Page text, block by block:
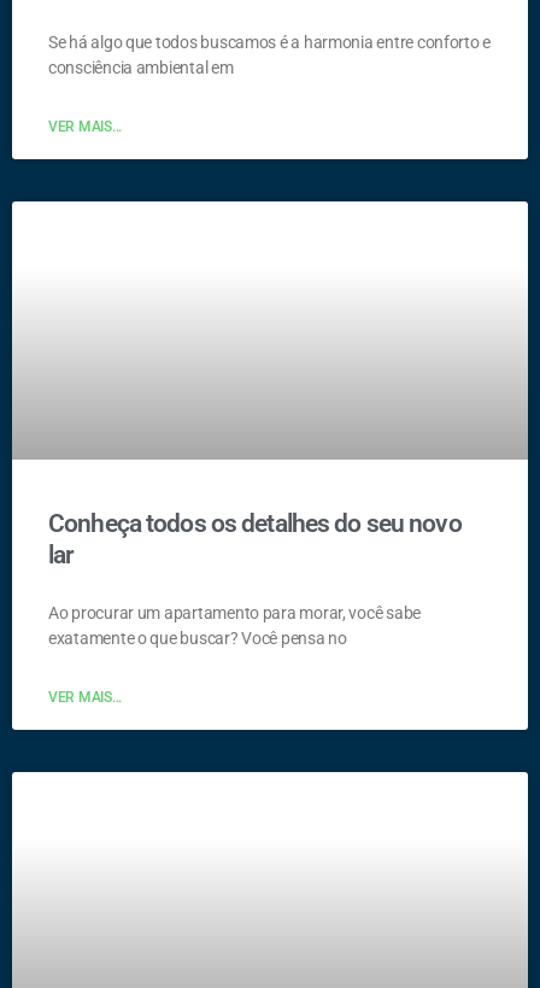
Se há algo que todos buscamos é a harmonia entre conforto e
consciência ambiental em
VER MAIS...
Conheça todos os detalhes do seu novo
lar
Ao procurar um apartamento para morar, você sabe
exatamente o que buscar? Você pensa no
VER MAIS...